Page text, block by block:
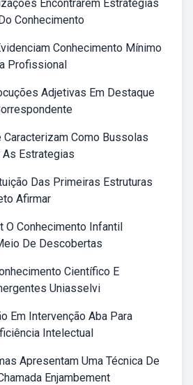
Encontrarem Estratégias
Conhecimento
Conhecimento Mínimo
Profissional
Adjetivas Em Destaque
Caracterizam Como Bussolas
As Estrategias
Das Primeiras Estruturas
Afirmar
O Conhecimento Infantil
De Descobertas
Científico E
Uniasselvi
Em Intervenção Aba Para
Intelectual
Apresentam Uma Técnica De
Enjambement